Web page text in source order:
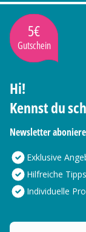
5€
Gutschein
Hi!
Kennst du
Newsletter
Exklusive
Hilfreiche
Individuelle
Deine E-Mail